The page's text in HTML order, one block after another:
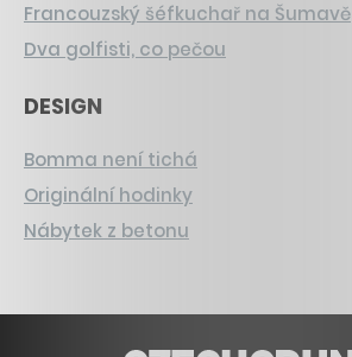
Francouzský šéfkuchař na Šumavě
Dva golfisti, co pečou
DESIGN
Bomma není tichá
Originální hodinky
Nábytek z betonu